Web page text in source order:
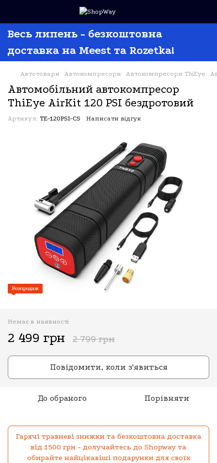
Весь липень - безкоштовна
доставка на Meest та Rozetka!
Автотовари Автокомпресори Автокомпресори ThiEye
Автомобільний автокомпресор
ThiEye AirKit 120 PSI бездротовий
Артикул: TE-120PSI-CS Написати відгук
Розпродаж
Немає в наявності
2 499 грн 2 799 грн
Повідомити, коли з'явиться
До обраного Порівняти
Гарячі травневі знижки та безкоштовна доставка
від 1500 грн - долучайтесь до Shopway та
обирайте найцікавіші подарунки для своїх